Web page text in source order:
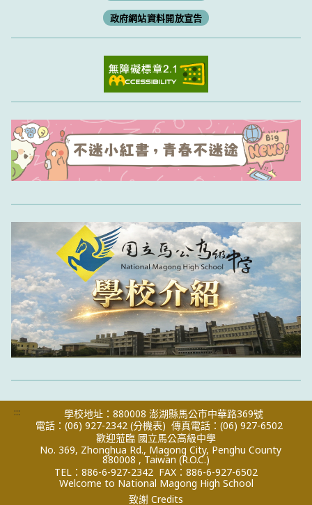
政府網站資料開放宣告
:::
學校地址：880008 澎湖縣馬公市中華路369號
電話：(06) 927-2342 (分機表) 傳真電話：(06) 927-6502
歡迎蒞臨 國立馬公高級中學
No. 369, Zhonghua Rd., Magong City, Penghu County
880008 , Taiwan (R.O.C.)
TEL：886-6-927-2342 FAX：886-6-927-6502
Welcome to National Magong High School
致謝 Credits